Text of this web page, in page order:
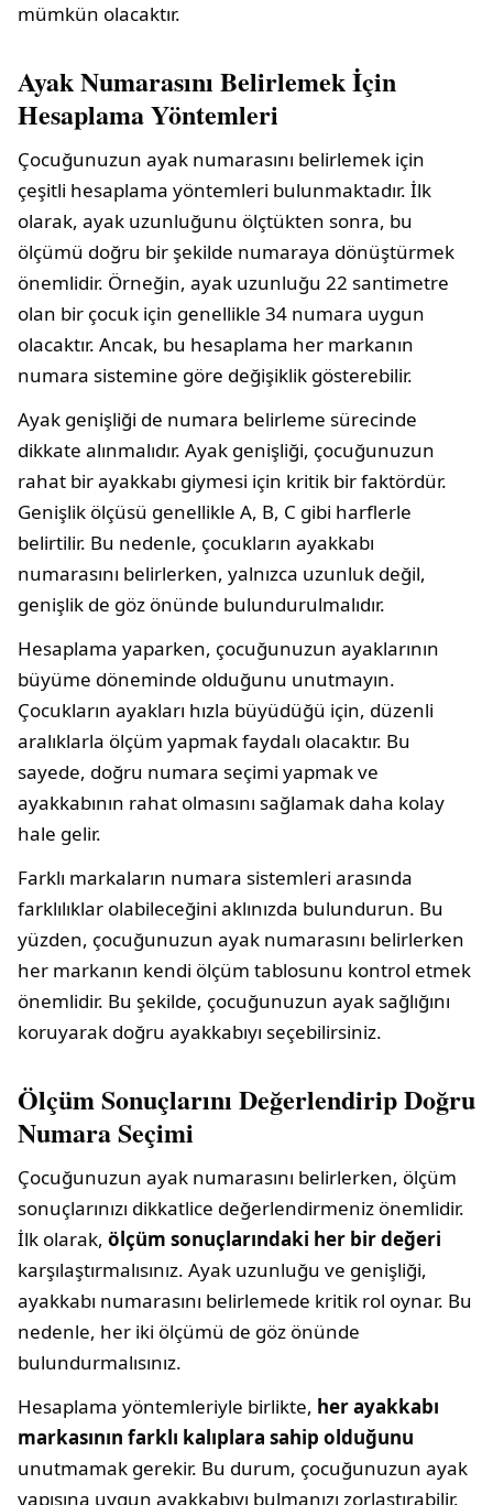
mümkün olacaktır.
Ayak Numarasını Belirlemek İçin
Hesaplama Yöntemleri
Çocuğunuzun ayak numarasını belirlemek için
çeşitli hesaplama yöntemleri bulunmaktadır. İlk
olarak, ayak uzunluğunu ölçtükten sonra, bu
ölçümü doğru bir şekilde numaraya dönüştürmek
önemlidir. Örneğin, ayak uzunluğu 22 santimetre
olan bir çocuk için genellikle 34 numara uygun
olacaktır. Ancak, bu hesaplama her markanın
numara sistemine göre değişiklik gösterebilir.
Ayak genişliği de numara belirleme sürecinde
dikkate alınmalıdır. Ayak genişliği, çocuğunuzun
rahat bir ayakkabı giymesi için kritik bir faktördür.
Genişlik ölçüsü genellikle A, B, C gibi harflerle
belirtilir. Bu nedenle, çocukların ayakkabı
numarasını belirlerken, yalnızca uzunluk değil,
genişlik de göz önünde bulundurulmalıdır.
Hesaplama yaparken, çocuğunuzun ayaklarının
büyüme döneminde olduğunu unutmayın.
Çocukların ayakları hızla büyüdüğü için, düzenli
aralıklarla ölçüm yapmak faydalı olacaktır. Bu
sayede, doğru numara seçimi yapmak ve
ayakkabının rahat olmasını sağlamak daha kolay
hale gelir.
Farklı markaların numara sistemleri arasında
farklılıklar olabileceğini aklınızda bulundurun. Bu
yüzden, çocuğunuzun ayak numarasını belirlerken
her markanın kendi ölçüm tablosunu kontrol etmek
önemlidir. Bu şekilde, çocuğunuzun ayak sağlığını
koruyarak doğru ayakkabıyı seçebilirsiniz.
Ölçüm Sonuçlarını Değerlendirip Doğru
Numara Seçimi
Çocuğunuzun ayak numarasını belirlerken, ölçüm
sonuçlarınızı dikkatlice değerlendirmeniz önemlidir.
İlk olarak, ölçüm sonuçlarındaki her bir değeri
karşılaştırmalısınız. Ayak uzunluğu ve genişliği,
ayakkabı numarasını belirlemede kritik rol oynar. Bu
nedenle, her iki ölçümü de göz önünde
bulundurmalısınız.
Hesaplama yöntemleriyle birlikte, her ayakkabı
markasının farklı kalıplara sahip olduğunu
unutmamak gerekir. Bu durum, çocuğunuzun ayak
yapısına uygun ayakkabıyı bulmanızı zorlaştırabilir.